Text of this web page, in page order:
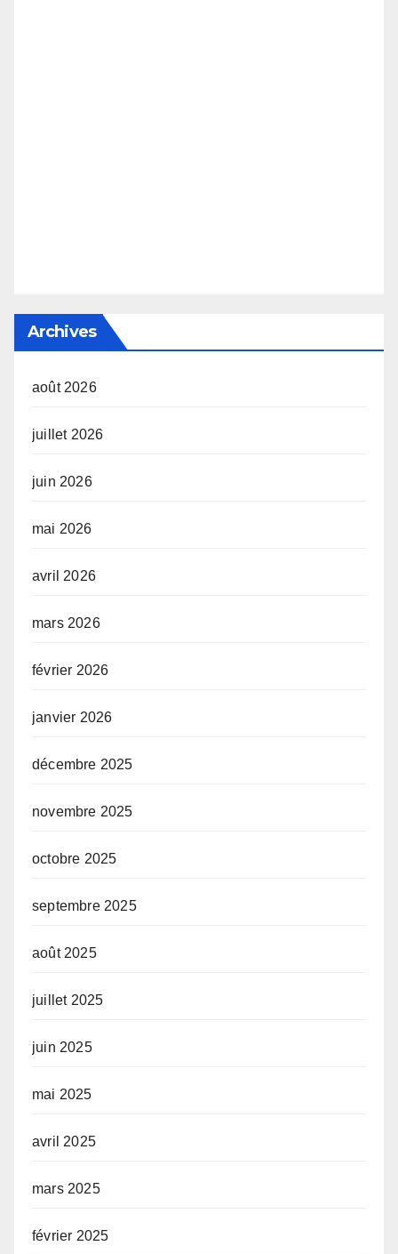
Archives
août 2026
juillet 2026
juin 2026
mai 2026
avril 2026
mars 2026
février 2026
janvier 2026
décembre 2025
novembre 2025
octobre 2025
septembre 2025
août 2025
juillet 2025
juin 2025
mai 2025
avril 2025
mars 2025
février 2025